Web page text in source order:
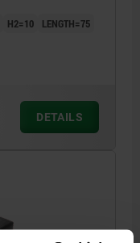
H2=10
LENGTH=75
DETAILS